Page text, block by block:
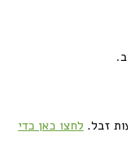
זבל. לחצו כאן כדי